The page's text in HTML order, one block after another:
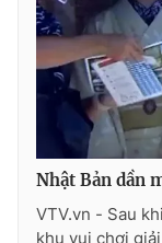
Nhật Bản dần
VTV.vn - Sau
khu vui chơi